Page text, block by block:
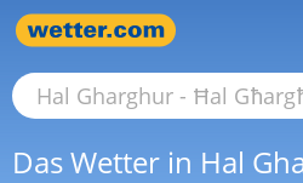
Das Wetter in Hal